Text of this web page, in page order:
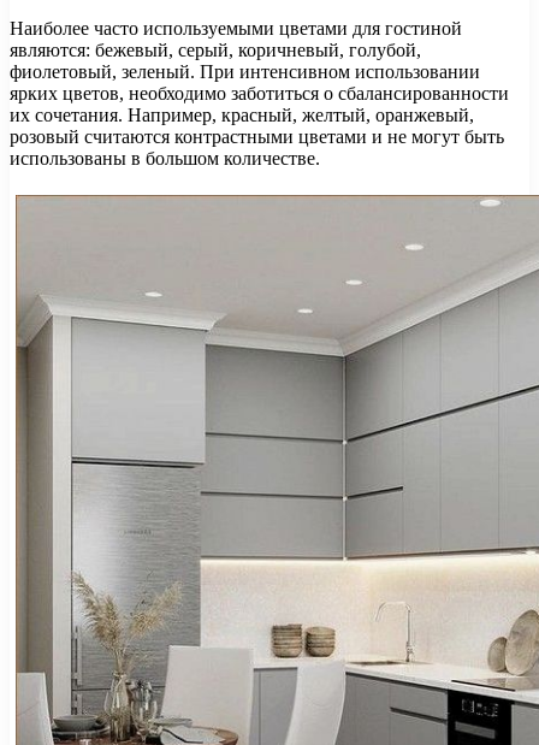
Наиболее часто используемыми цветами для гостиной
являются: бежевый, серый, коричневый, голубой,
фиолетовый, зеленый. При интенсивном использовании
ярких цветов, необходимо заботиться о сбалансированности
их сочетания. Например, красный, желтый, оранжевый,
розовый считаются контрастными цветами и не могут быть
использованы в большом количестве.